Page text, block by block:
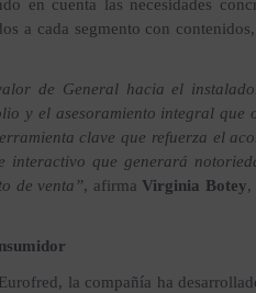
en cuenta las necesidades
a cada segmento con
de General hacia el
y el asesoramiento integral que
clave que refuerza el
interactivo que generará
de venta”, afirmaVirginia Botey,
la compañía ha